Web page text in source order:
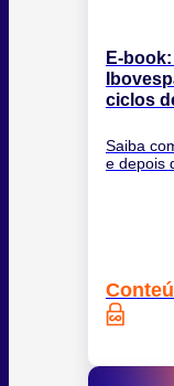
E-
ciclos
Saiba
e depois